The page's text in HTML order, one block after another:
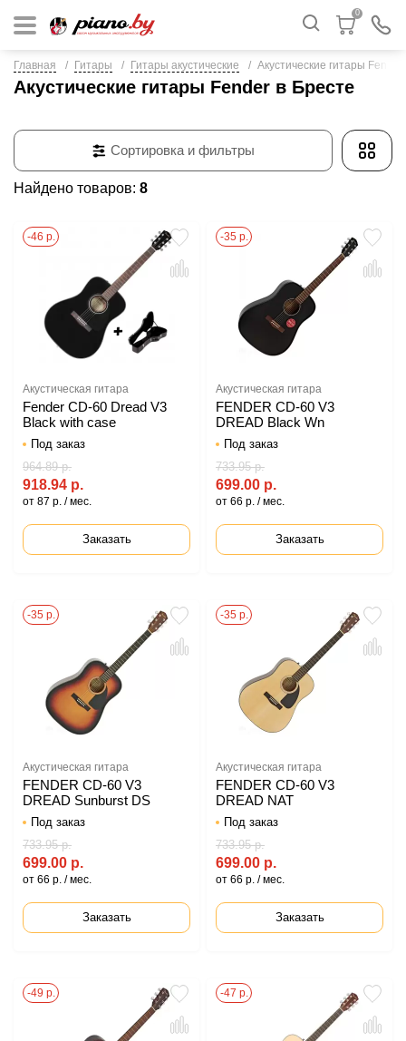
0
Главная Гитары Гитары акустические Акустические гитары Fender
Акустические гитары Fender в Бресте
Найдено товаров: 8
Сортировка и фильтры
-46 р.
Акустическая гитара
Fender CD-60 Dread V3
Black with case
Под заказ
918.94 р.
964.89 р.
от 87 р. / мес.
Заказать
-35 р.
Акустическая гитара
FENDER CD-60 V3
DREAD Black Wn
Под заказ
699.00 р.
733.95 р.
от 66 р. / мес.
Заказать
-35 р.
Акустическая гитара
FENDER CD-60 V3
DREAD Sunburst DS
Под заказ
699.00 р.
733.95 р.
от 66 р. / мес.
Заказать
-35 р.
Акустическая гитара
FENDER CD-60 V3
DREAD NAT
Под заказ
699.00 р.
733.95 р.
от 66 р. / мес.
Заказать
-49 р. -47 р.